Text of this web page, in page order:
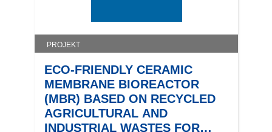
s
t
e
r
)
PROJEKT
ECO-FRIENDLY CERAMIC
MEMBRANE BIOREACTOR
(MBR) BASED ON RECYCLED
AGRICULTURAL AND
INDUSTRIAL WASTES FOR